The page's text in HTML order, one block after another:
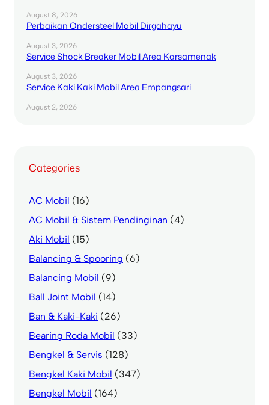
August 8, 2026
Perbaikan Ondersteel Mobil Dirgahayu
August 3, 2026
Service Shock Breaker Mobil Area Karsamenak
August 3, 2026
Service Kaki Kaki Mobil Area Empangsari
August 2, 2026
Categories
AC Mobil (16)
AC Mobil & Sistem Pendinginan (4)
Aki Mobil (15)
Balancing & Spooring (6)
Balancing Mobil (9)
Ball Joint Mobil (14)
Ban & Kaki-Kaki (26)
Bearing Roda Mobil (33)
Bengkel & Servis (128)
Bengkel Kaki Mobil (347)
Bengkel Mobil (164)